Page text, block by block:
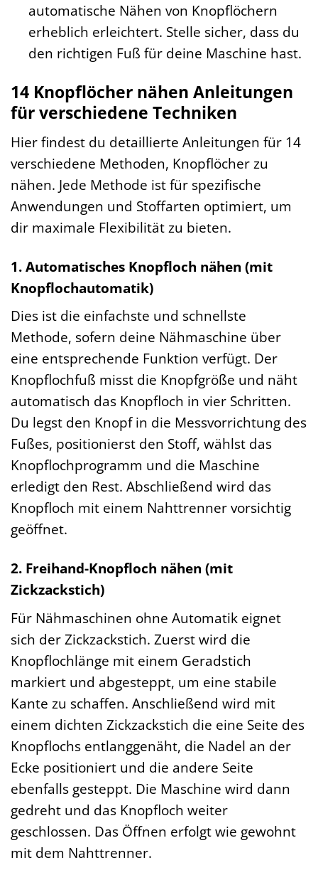
automatische Nähen von Knopflöchern
erheblich erleichtert. Stelle sicher, dass du
den richtigen Fuß für deine Maschine hast.
14 Knopflöcher nähen Anleitungen
für verschiedene Techniken
Hier findest du detaillierte Anleitungen für 14
verschiedene Methoden, Knopflöcher zu
nähen. Jede Methode ist für spezifische
Anwendungen und Stoffarten optimiert, um
dir maximale Flexibilität zu bieten.
1. Automatisches Knopfloch nähen (mit
Knopflochautomatik)
Dies ist die einfachste und schnellste
Methode, sofern deine Nähmaschine über
eine entsprechende Funktion verfügt. Der
Knopflochfuß misst die Knopfgröße und näht
automatisch das Knopfloch in vier Schritten.
Du legst den Knopf in die Messvorrichtung des
Fußes, positionierst den Stoff, wählst das
Knopflochprogramm und die Maschine
erledigt den Rest. Abschließend wird das
Knopfloch mit einem Nahttrenner vorsichtig
geöffnet.
2. Freihand-Knopfloch nähen (mit
Zickzackstich)
Für Nähmaschinen ohne Automatik eignet
sich der Zickzackstich. Zuerst wird die
Knopflochlänge mit einem Geradstich
markiert und abgesteppt, um eine stabile
Kante zu schaffen. Anschließend wird mit
einem dichten Zickzackstich die eine Seite des
Knopflochs entlanggenäht, die Nadel an der
Ecke positioniert und die andere Seite
ebenfalls gesteppt. Die Maschine wird dann
gedreht und das Knopfloch weiter
geschlossen. Das Öffnen erfolgt wie gewohnt
mit dem Nahttrenner.